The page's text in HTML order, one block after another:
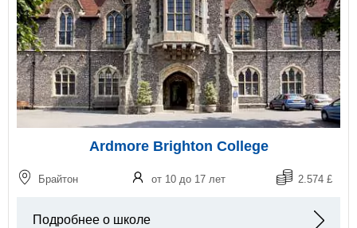
Ardmore Brighton College
Брайтон от 10 до 17 лет 2.574 £
Подробнее о школе